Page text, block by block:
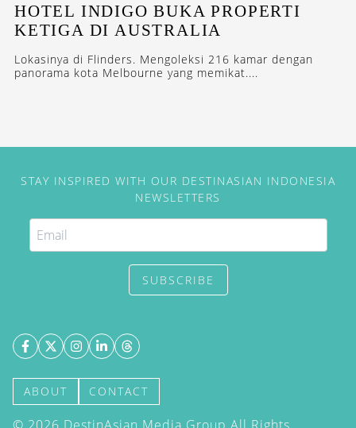
HOTEL INDIGO BUKA PROPERTI
KETIGA DI AUSTRALIA
Lokasinya di Flinders. Mengoleksi 216 kamar dengan
panorama kota Melbourne yang memikat....
STAY INSPIRED WITH OUR DESTINASIAN INDONESIA
NEWSLETTERS
SUBSCRIBE
ABOUT CONTACT